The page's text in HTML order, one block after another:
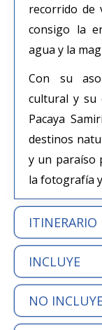
recorrido de
consigo la
agua y la
Con su
cultural y su
Pacaya
destinos
y un paraíso
la fotografía
ITINERARIO
INCLUYE
NO